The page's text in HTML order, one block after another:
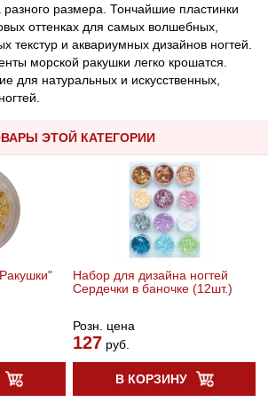
размера. Тончайшие пластинки
оттенках для самых волшебных,
текстур и аквариумных дизайнов ногтей.
морской ракушки легко крошатся.
для натуральных и искусственных,
ЭТОЙ КАТЕГОРИИ
Набор для дизайна ногтей
Сердечки в баночке (12шт.)
Розн. цена
127 руб.
В КОРЗИНУ